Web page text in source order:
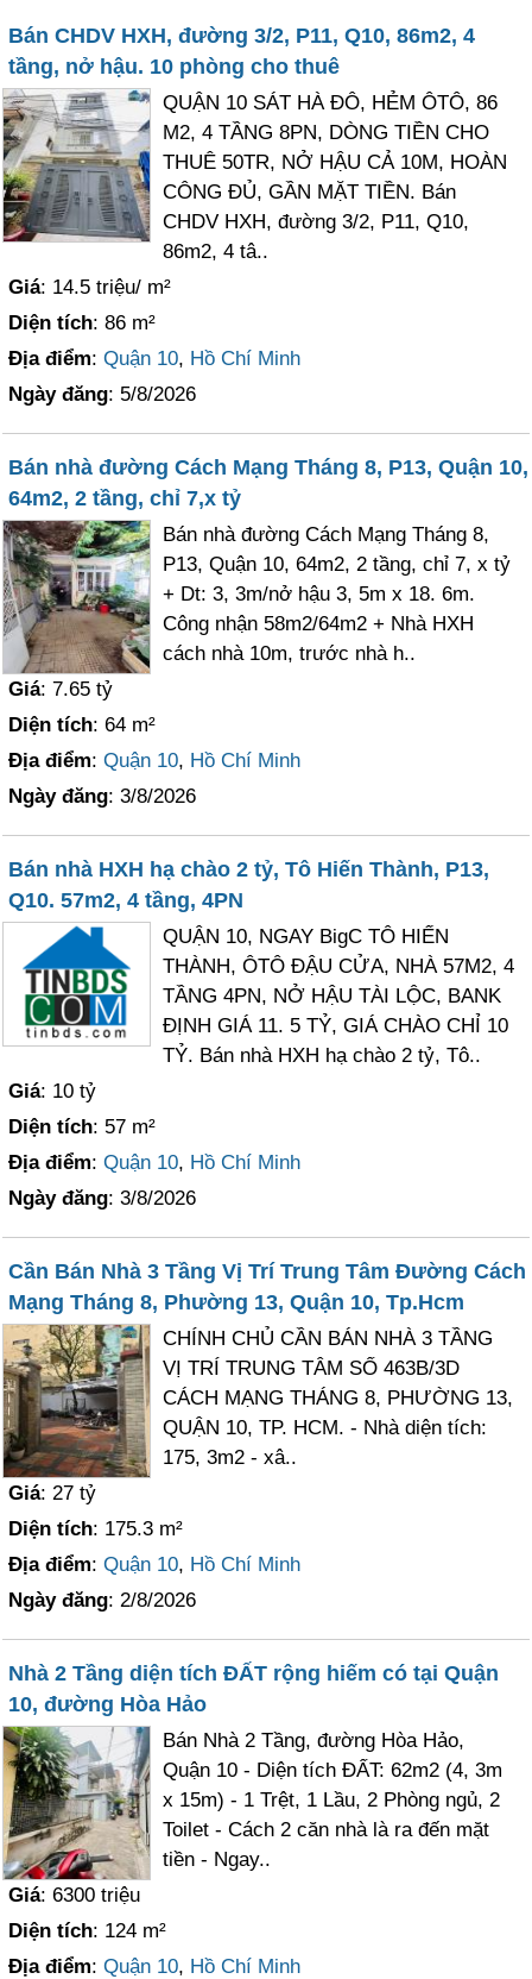
Bán CHDV HXH, đường 3/2, P11, Q10, 86m2, 4
tầng, nở hậu. 10 phòng cho thuê
QUẬN 10 SÁT HÀ ĐÔ, HẺM ÔTÔ, 86
M2, 4 TẦNG 8PN, DÒNG TIỀN CHO
THUÊ 50TR, NỞ HẬU CẢ 10M, HOÀN
CÔNG ĐỦ, GẦN MẶT TIỀN. Bán
CHDV HXH, đường 3/2, P11, Q10,
86m2, 4 tâ..
Giá: 14.5 triệu/ m²
Diện tích: 86 m²
Địa điểm:Quận 10, Hồ Chí Minh
Ngày đăng: 5/8/2026
Bán nhà đường Cách Mạng Tháng 8, P13, Quận 10,
64m2, 2 tầng, chỉ 7,x tỷ
Bán nhà đường Cách Mạng Tháng 8,
P13, Quận 10, 64m2, 2 tầng, chỉ 7, x tỷ
+ Dt: 3, 3m/nở hậu 3, 5m x 18. 6m.
Công nhận 58m2/64m2 + Nhà HXH
cách nhà 10m, trước nhà h..
Giá: 7.65 tỷ
Diện tích: 64 m²
Địa điểm:Quận 10, Hồ Chí Minh
Ngày đăng: 3/8/2026
Bán nhà HXH hạ chào 2 tỷ, Tô Hiến Thành, P13,
Q10. 57m2, 4 tầng, 4PN
QUẬN 10, NGAY BigC TÔ HIẾN
THÀNH, ÔTÔ ĐẬU CỬA, NHÀ 57M2, 4
TẦNG 4PN, NỞ HẬU TÀI LỘC, BANK
ĐỊNH GIÁ 11. 5 TỶ, GIÁ CHÀO CHỈ 10
TỶ. Bán nhà HXH hạ chào 2 tỷ, Tô..
Giá: 10 tỷ
Diện tích: 57 m²
Địa điểm:Quận 10, Hồ Chí Minh
Ngày đăng: 3/8/2026
Cần Bán Nhà 3 Tầng Vị Trí Trung Tâm Đường Cách
Mạng Tháng 8, Phường 13, Quận 10, Tp.Hcm
CHÍNH CHỦ CẦN BÁN NHÀ 3 TẦNG
VỊ TRÍ TRUNG TÂM SỐ 463B/3D
CÁCH MẠNG THÁNG 8, PHƯỜNG 13,
QUẬN 10, TP. HCM. - Nhà diện tích:
175, 3m2 - xâ..
Giá: 27 tỷ
Diện tích: 175.3 m²
Địa điểm:Quận 10, Hồ Chí Minh
Ngày đăng: 2/8/2026
Nhà 2 Tầng diện tích ĐẤT rộng hiếm có tại Quận
10, đường Hòa Hảo
Bán Nhà 2 Tầng, đường Hòa Hảo,
Quận 10 - Diện tích ĐẤT: 62m2 (4, 3m
x 15m) - 1 Trệt, 1 Lầu, 2 Phòng ngủ, 2
Toilet - Cách 2 căn nhà là ra đến mặt
tiền - Ngay..
Giá: 6300 triệu
Diện tích: 124 m²
Địa điểm:Quận 10, Hồ Chí Minh